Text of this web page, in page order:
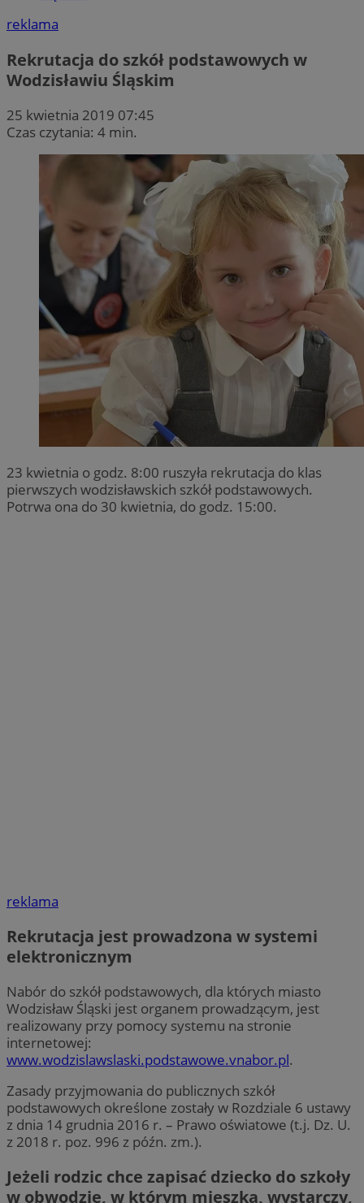
reklama
Rekrutacja do szkół podstawowych w
Wodzisławiu Śląskim
25 kwietnia 2019 07:45
Czas czytania: 4 min.
23 kwietnia o godz. 8:00 ruszyła rekrutacja do klas
pierwszych wodzisławskich szkół podstawowych.
Potrwa ona do 30 kwietnia, do godz. 15:00.
reklama
Rekrutacja jest prowadzona w systemi
elektronicznym
Nabór do szkół podstawowych, dla których miasto
Wodzisław Śląski jest organem prowadzącym, jest
realizowany przy pomocy systemu na stronie
internetowej:
www.wodzislawslaski.podstawowe.vnabor.pl.
Zasady przyjmowania do publicznych szkół
podstawowych określone zostały w Rozdziale 6 ustawy
z dnia 14 grudnia 2016 r. – Prawo oświatowe (t.j. Dz. U.
z 2018 r. poz. 996 z późn. zm.).
Jeżeli rodzic chce zapisać dziecko do szkoły
w obwodzie, w którym mieszka, wystarczy,